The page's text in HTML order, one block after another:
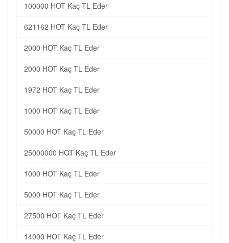
100000 HOT Kaç TL Eder
621162 HOT Kaç TL Eder
2000 HOT Kaç TL Eder
2000 HOT Kaç TL Eder
1972 HOT Kaç TL Eder
1000 HOT Kaç TL Eder
50000 HOT Kaç TL Eder
25000000 HOT Kaç TL Eder
1000 HOT Kaç TL Eder
5000 HOT Kaç TL Eder
27500 HOT Kaç TL Eder
14000 HOT Kaç TL Eder